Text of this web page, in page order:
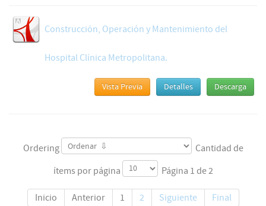
Construcción, Operación y Mantenimiento del
Hospital Clínica Metropolitana.
Descarga
Detalles
Vista Previa
Ordering Cantidad de
ítems por página Página 1 de 2
Inicio Anterior 1 2 Siguiente Final